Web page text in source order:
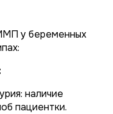
у беременных
наличие
пациентки.